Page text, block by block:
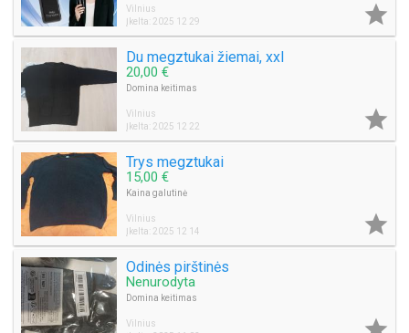
Vilnius
Įkelta: 2025 12 29

Du megztukai žiemai, xxl
20,00 €
Domina keitimas
Vilnius
Įkelta: 2025 12 22

Trys megztukai
15,00 €
Kaina galutinė
Vilnius
Įkelta: 2025 12 14

Odinės pirštinės
Nenurodyta
Domina keitimas
Vilnius